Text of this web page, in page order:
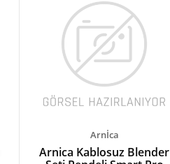
Arnİca
Arnica Kablosuz Blender